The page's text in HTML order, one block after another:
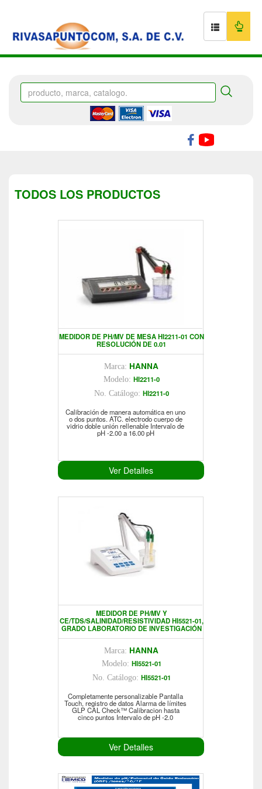
TODOS LOS PRODUCTOS
MEDIDOR DE PH/MV DE MESA HI2211-01 CON
RESOLUCIÓN DE 0.01
Marca: HANNA
Modelo: HI2211-0
No. Catálogo: HI2211-0
Calibración de manera automática en uno
o dos puntos. ATC. electrodo cuerpo de
vidrio doble unión rellenable Intervalo de
pH -2.00 a 16.00 pH
Ver Detalles
MEDIDOR DE PH/MV Y
CE/TDS/SALINIDAD/RESISTIVIDAD HI5521-01,
GRADO LABORATORIO DE INVESTIGACIÓN
Marca: HANNA
Modelo: HI5521-01
No. Catálogo: HI5521-01
Completamente personalizable Pantalla
Touch, registro de datos Alarma de límites
GLP CAL Check™ Calibracion hasta
cinco puntos Intervalo de pH -2.0
Ver Detalles